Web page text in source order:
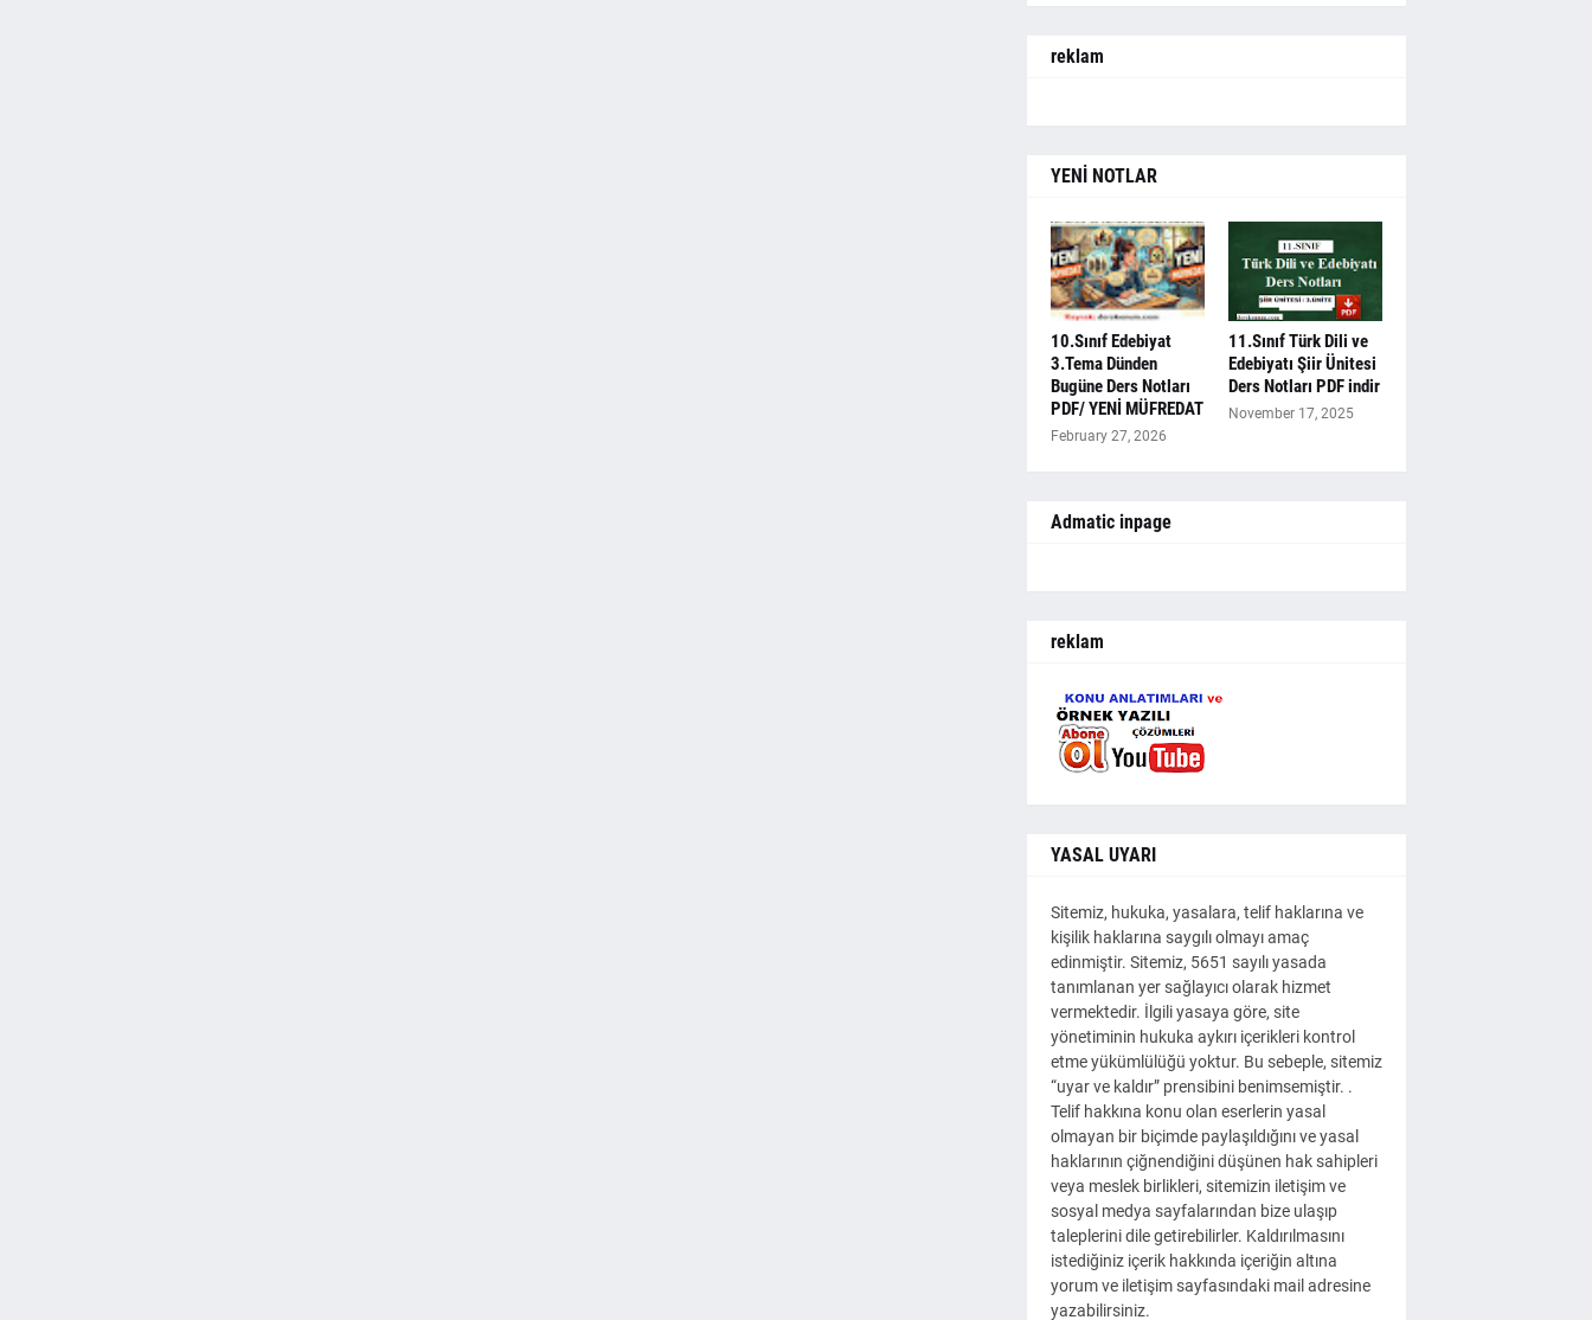
reklam
YENİ NOTLAR
10.Sınıf Edebiyat
3.Tema Dünden
Bugüne Ders Notları
PDF/ YENİ MÜFREDAT
February 27, 2026
11.Sınıf Türk Dili ve
Edebiyatı Şiir Ünitesi
Ders Notları PDF indir
November 17, 2025
Admatic inpage
reklam
YASAL UYARI
Sitemiz, hukuka, yasalara, telif haklarına ve
kişilik haklarına saygılı olmayı amaç
edinmiştir. Sitemiz, 5651 sayılı yasada
tanımlanan yer sağlayıcı olarak hizmet
vermektedir. İlgili yasaya göre, site
yönetiminin hukuka aykırı içerikleri kontrol
etme yükümlülüğü yoktur. Bu sebeple, sitemiz
“uyar ve kaldır” prensibini benimsemiştir. .
Telif hakkına konu olan eserlerin yasal
olmayan bir biçimde paylaşıldığını ve yasal
haklarının çiğnendiğini düşünen hak sahipleri
veya meslek birlikleri, sitemizin iletişim ve
sosyal medya sayfalarından bize ulaşıp
taleplerini dile getirebilirler. Kaldırılmasını
istediğiniz içerik hakkında içeriğin altına
yorum ve iletişim sayfasındaki mail adresine
yazabilirsiniz.